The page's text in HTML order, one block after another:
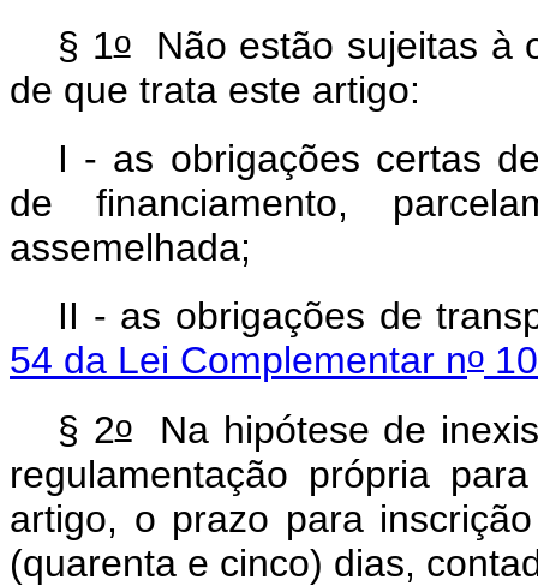
§ 1oNão estão sujeitas à
de que trata este artigo:
I - as obrigações certas
de financiamento,
assemelhada;
II - as obrigações de
54 da Lei Complementar no
§ 2oNa hipótese de
regulamentação própria
artigo, o prazo para
(quarenta e cinco) dias,